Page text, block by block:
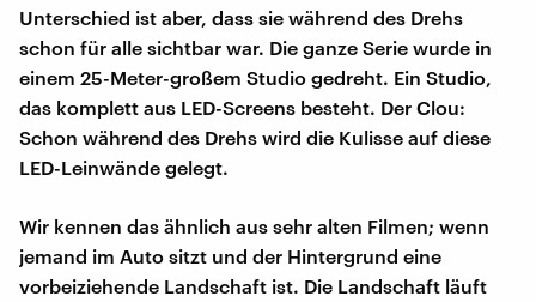
Unterschied ist aber, dass sie während des Drehs
schon für alle sichtbar war. Die ganze Serie wurde in
einem 25-Meter-großem Studio gedreht. Ein Studio,
das komplett aus LED-Screens besteht. Der Clou:
Schon während des Drehs wird die Kulisse auf diese
LED-Leinwände gelegt.
Wir kennen das ähnlich aus sehr alten Filmen; wenn
jemand im Auto sitzt und der Hintergrund eine
vorbeiziehende Landschaft ist. Die Landschaft läuft